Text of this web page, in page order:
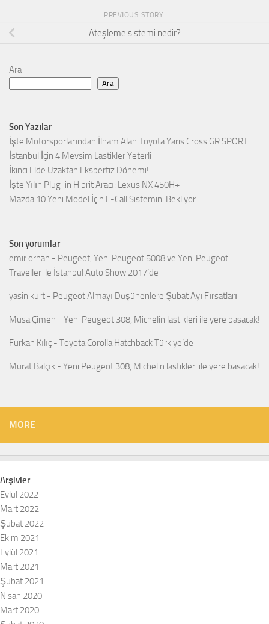
PREVIOUS STORY
Ateşleme sistemi nedir?
Ara
Ara
Son Yazılar
İşte Motorsporlarından İlham Alan Toyota Yaris Cross GR SPORT
İstanbul İçin 4 Mevsim Lastikler Yeterli
İkinci Elde Uzaktan Ekspertiz Dönemi!
İşte Yılın Plug-in Hibrit Aracı: Lexus NX 450H+
Mazda 10 Yeni Model İçin E-Call Sistemini Bekliyor
Son yorumlar
emir orhan - Peugeot, Yeni Peugeot 5008 ve Yeni Peugeot
Traveller ile İstanbul Auto Show 2017’de
yasin kurt - Peugeot Almayı Düşünenlere Şubat Ayı Fırsatları
Musa Çimen - Yeni Peugeot 308, Michelin lastikleri ile yere basacak!
Furkan Kılıç - Toyota Corolla Hatchback Türkiye’de
Murat Balçık - Yeni Peugeot 308, Michelin lastikleri ile yere basacak!
MORE
Arşivler
Eylül 2022
Mart 2022
Şubat 2022
Ekim 2021
Eylül 2021
Mart 2021
Şubat 2021
Nisan 2020
Mart 2020